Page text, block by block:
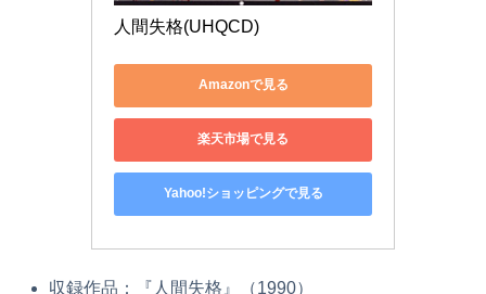
人間失格(UHQCD)
Amazonで見る
楽天市場で見る
Yahoo!ショッピングで見る
収録作品：『人間失格』（1990）